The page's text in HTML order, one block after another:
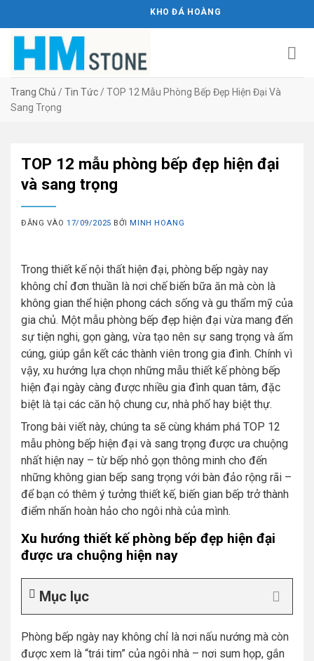
qua
KHO ĐÁ HOÀNG MINH STONE
Trang Chủ / Tin Tức / TOP 12 Mẫu Phòng Bếp Đẹp Hiện Đại Và
Sang Trọng
TOP 12 mẫu phòng bếp đẹp hiện đại
và sang trọng
ĐĂNG VÀO17/09/2025 BỞI MINH HOANG
Trong thiết kế nội thất hiện đại, phòng bếp ngày nay
không chỉ đơn thuần là nơi chế biến bữa ăn mà còn là
không gian thể hiện phong cách sống và gu thẩm mỹ của
gia chủ. Một mẫu phòng bếp đẹp hiện đại vừa mang đến
sự tiện nghi, gọn gàng, vừa tạo nên sự sang trọng và ấm
cúng, giúp gắn kết các thành viên trong gia đình. Chính vì
vậy, xu hướng lựa chọn những mẫu thiết kế phòng bếp
hiện đại ngày càng được nhiều gia đình quan tâm, đặc
biệt là tại các căn hộ chung cư, nhà phố hay biệt thự.
Trong bài viết này, chúng ta sẽ cùng khám phá TOP 12
mẫu phòng bếp hiện đại và sang trọng được ưa chuộng
nhất hiện nay – từ bếp nhỏ gọn thông minh cho đến
những không gian bếp sang trọng với bàn đảo rộng rãi –
để bạn có thêm ý tưởng thiết kế, biến gian bếp trở thành
điểm nhấn hoàn hảo cho ngôi nhà của mình.
Xu hướng thiết kế phòng bếp đẹp hiện đại
được ưa chuộng hiện nay
Mục lục
Phòng bếp ngày nay không chỉ là nơi nấu nướng mà còn
được xem là “trái tim” của ngôi nhà – nơi sum họp, gắn